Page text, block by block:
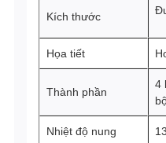
Kích thước
Họa tiết
Thành phần
4
Nhiệt độ nung